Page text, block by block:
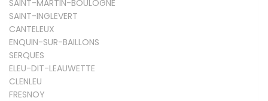
SAINT-MARTIN-BOULOGNE
SAINT-INGLEVERT
CANTELEUX
ENQUIN-SUR-BAILLONS
SERQUES
ELEU-DIT-LEAUWETTE
CLENLEU
FRESNOY